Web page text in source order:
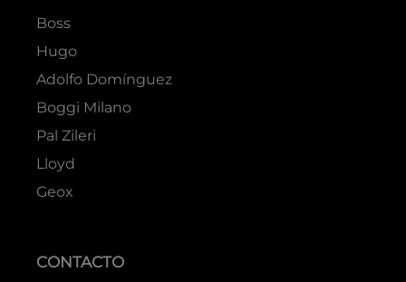
Boss
Hugo
Adolfo Domínguez
Boggi Milano
Pal Zileri
Lloyd
Geox
CONTACTO